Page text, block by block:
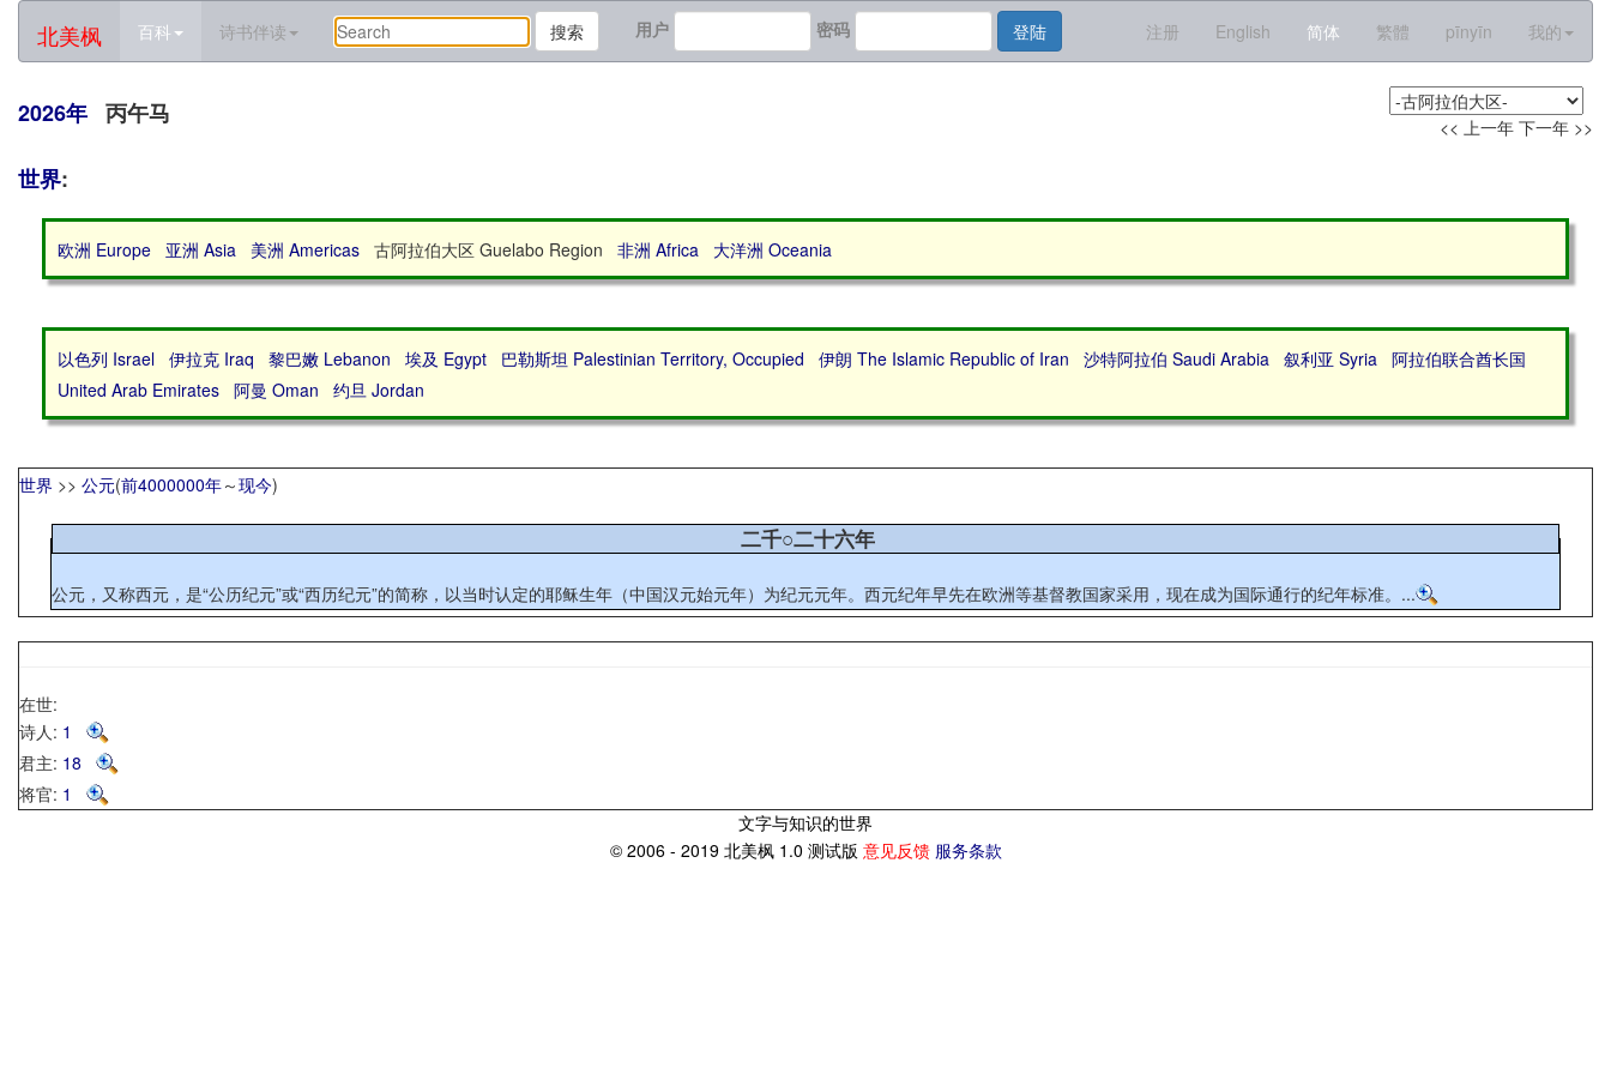
北美枫 百科 诗书伴读 搜索 用户 密码 登陆 注册 English 简体 繁體 pīnyīn 我的
2026年 丙午马 << 上一年 下一年 >>
世界:
欧洲 Europe 亚洲 Asia 美洲 Americas古阿拉伯大区 Guelabo Region 非洲 Africa 大洋洲 Oceania
以色列 Israel 伊拉克 Iraq 黎巴嫩 Lebanon 埃及 Egypt 巴勒斯坦 Palestinian Territory, Occupied 伊朗 The Islamic Republic of Iran 沙特阿拉伯 Saudi Arabia 叙利亚 Syria
阿拉伯联合酋长国
United Arab Emirates
阿曼 Oman 约旦 Jordan
世界 >> 公元(前4000000年～现今)
二千○二十六年
公元，又称西元，是“公历纪元”或“西历纪元”的简称，以当时认定的耶稣生年（中国汉元始元年）为纪元元年。西元纪年早先在欧洲等基督教国家采用，现在成为国际通行的纪年标准。...
在世:
诗人: 1
君主: 18
将官: 1
文字与知识的世界
© 2006 - 2019 北美枫 1.0 测试版 意见反馈 服务条款